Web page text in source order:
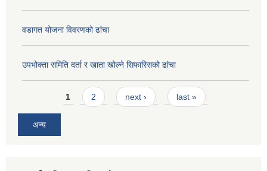
वडागत योजना विवरणको ढांचा
उपभोक्ता समिति दर्ता र खाता खोल्ने सिफारिसको ढांचा
Pages1 2 next › last »
अन्य